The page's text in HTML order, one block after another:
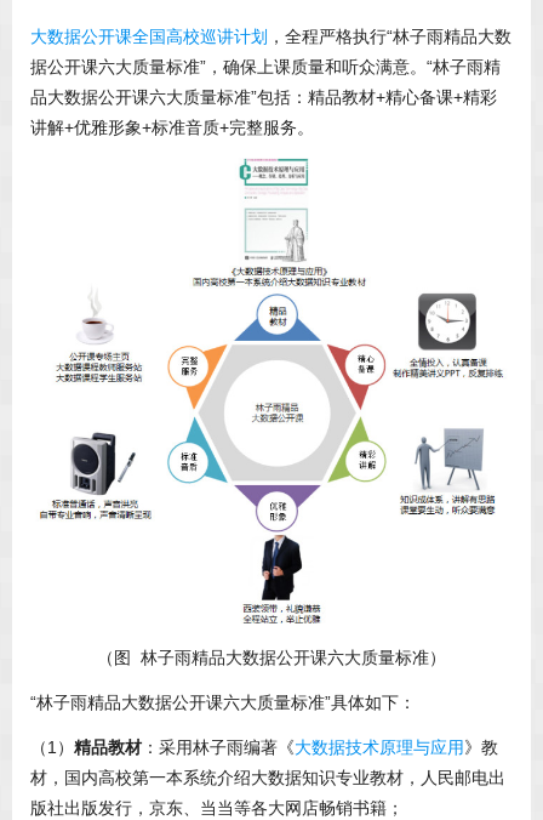
大数据公开课全国高校巡讲计划 ，全程严格执行“林子雨精品大数
据公开课六大质量标准”，确保上课质量和听众满意。“林子雨精
品大数据公开课六大质量标准”包括：精品教材+精心备课+精彩
讲解+优雅形象+标准音质+完整服务。
（图 林子雨精品大数据公开课六大质量标准）
“林子雨精品大数据公开课六大质量标准”具体如下：
（1） 精品教材 ：采用林子雨编著《大数据技术原理与应用》教
材，国内高校第一本系统介绍大数据知识专业教材，人民邮电出
版社出版发行，京东、当当等各大网店畅销书籍；